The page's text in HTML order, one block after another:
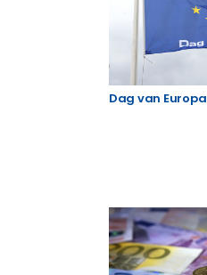
Dag van Europa